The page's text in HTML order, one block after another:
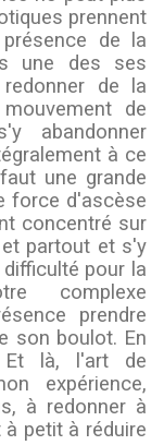
prennent
de la
une des ses
de la
de
abandonner
à ce
une grande
force d'ascèse
concentré sur
partout et s'y
pour la
complexe
prendre
son boulot. En
Et là, l'art de
expérience,
à redonner à
petit à réduire